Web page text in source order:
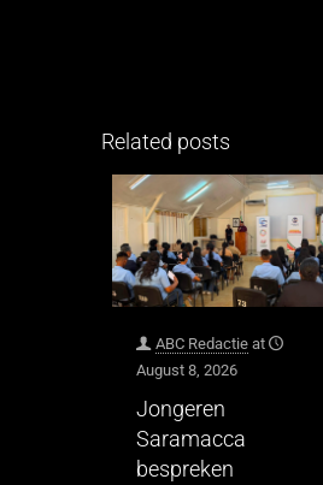
Related posts
ABC Redactie at
August 8, 2026
Jongeren
Saramacca
bespreken